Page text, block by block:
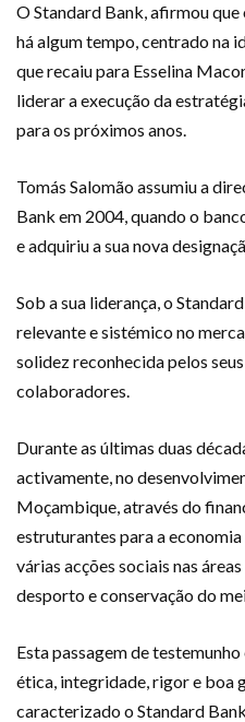
O Standard Bank, afirmou
há algum tempo, centrado na
que recaiu para Esselina
liderar a execução da
para os próximos anos.
Tomás Salomão assumiu a
Bank em 2004, quando o
e adquiriu a sua nova
Sob a sua liderança, o
relevante e sistémico no
solidez reconhecida pelos
colaboradores.
Durante as últimas duas
activamente, no
Moçambique, através do
estruturantes para a
várias acções sociais nas
desporto e conservação do
Esta passagem de
ética, integridade, rigor e boa
caracterizado o Standard